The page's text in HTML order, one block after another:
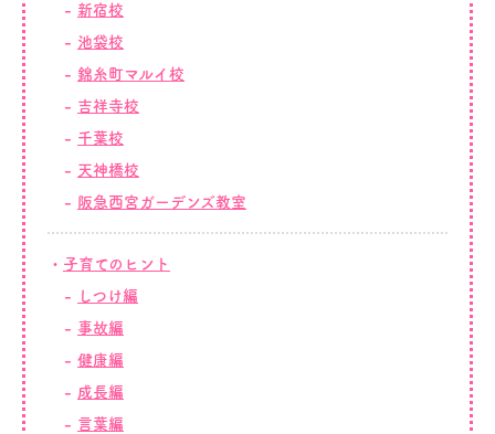
新宿校
池袋校
錦糸町マルイ校
吉祥寺校
千葉校
天神橋校
阪急西宮ガーデンズ教室
子育てのヒント
しつけ編
事故編
健康編
成長編
言葉編